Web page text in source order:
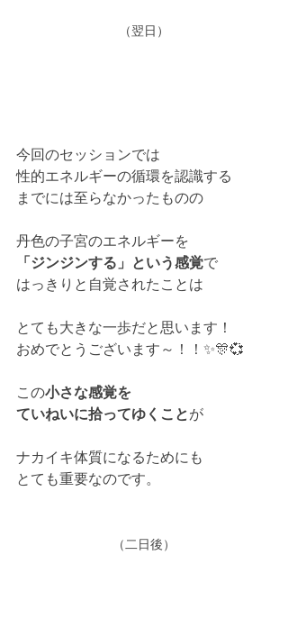
（翌日）
今回のセッションでは
性的エネルギーの循環を認識する
までには至らなかったものの
丹色の子宮のエネルギーを
「ジンジンする」という感覚で
はっきりと自覚されたことは
とても大きな一歩だと思います！
おめでとうございます～！！✨🎊💞
この小さな感覚を
ていねいに拾ってゆくことが
ナカイキ体質になるためにも
とても重要なのです。
（二日後）